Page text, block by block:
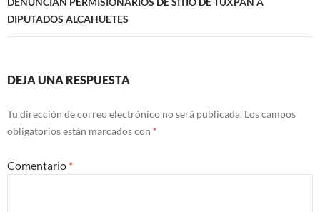
DIPUTADOS ALCAHUETES
DEJA UNA RESPUESTA
Tu dirección de correo electrónico no será publicada. Los campos
obligatorios están marcados con *
Comentario *